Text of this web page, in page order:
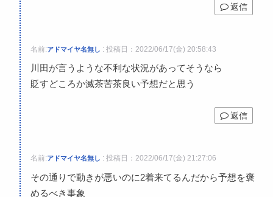
返信
名前:アドマイヤ名無し : 投稿日：2022/06/17(金) 20:58:43
川田が言うような不利な状況があってそうなら
貶すどころか滅茶苦茶良い予想だと思う
返信
名前:アドマイヤ名無し : 投稿日：2022/06/17(金) 21:27:06
その通りで動きが悪いのに2着来てるんだから予想を褒
めるべき事象